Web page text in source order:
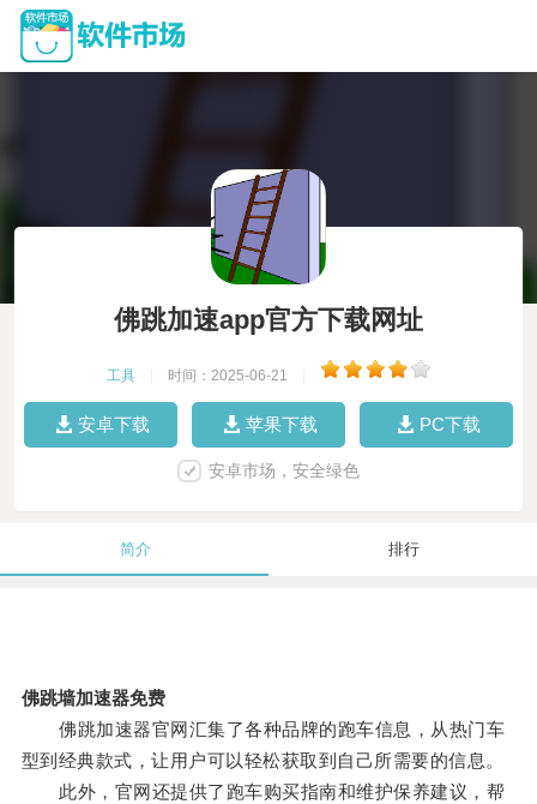
佛跳加速app官方下载网址
工具 时间：2025-06-21
安卓下载 苹果下载 PC下载
安卓市场，安全绿色
简介 排行
佛跳墙加速器免费
佛跳加速器官网汇集了各种品牌的跑车信息，从热门车
型到经典款式，让用户可以轻松获取到自己所需要的信息。
此外，官网还提供了跑车购买指南和维护保养建议，帮